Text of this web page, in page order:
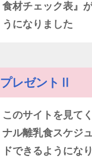
食材チェック表』
うになりました
プレゼントⅡ
このサイトを見て
ナル離乳食スケジ
ドできるようにな